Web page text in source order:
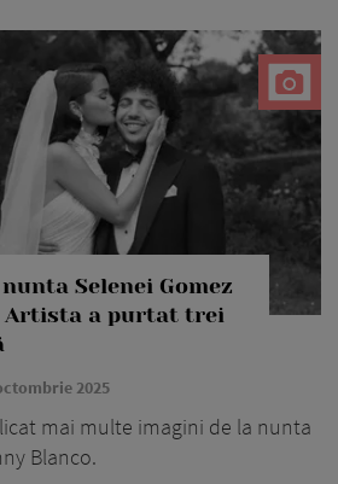
Selenei Gomez
Artista a purtat trei
2025
mai multe imagini de la nunta
Blanco.